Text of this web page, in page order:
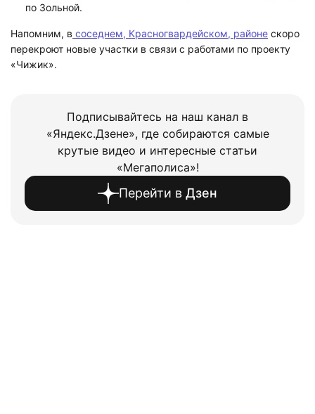
по Зольной.
Напомним, в соседнем, Красногвардейском, районе скоро
перекроют новые участки в связи с работами по проекту
«Чижик».
Подписывайтесь на наш канал в
«Яндекс.Дзене», где собираются самые
крутые видео и интересные статьи
«Мегаполиса»!
Перейти в Дзен